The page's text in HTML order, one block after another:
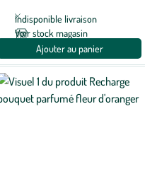
Indisponible livraison
Voir stock magasin
Ajouter au panier